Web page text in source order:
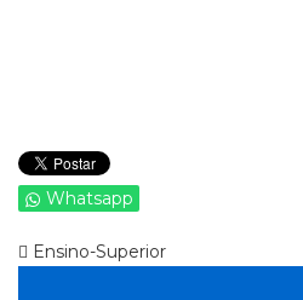
Whatsapp
Ensino-Superior